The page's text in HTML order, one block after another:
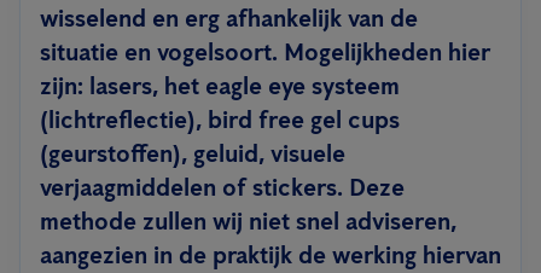
wisselend en erg afhankelijk van de
situatie en vogelsoort. Mogelijkheden hier
zijn: lasers, het eagle eye systeem
(lichtreflectie), bird free gel cups
(geurstoffen), geluid, visuele
verjaagmiddelen of stickers. Deze
methode zullen wij niet snel adviseren,
aangezien in de praktijk de werking hiervan